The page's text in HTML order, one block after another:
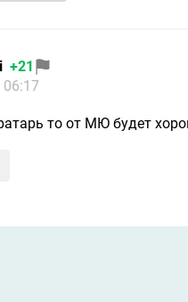
+21
то от МЮ будет